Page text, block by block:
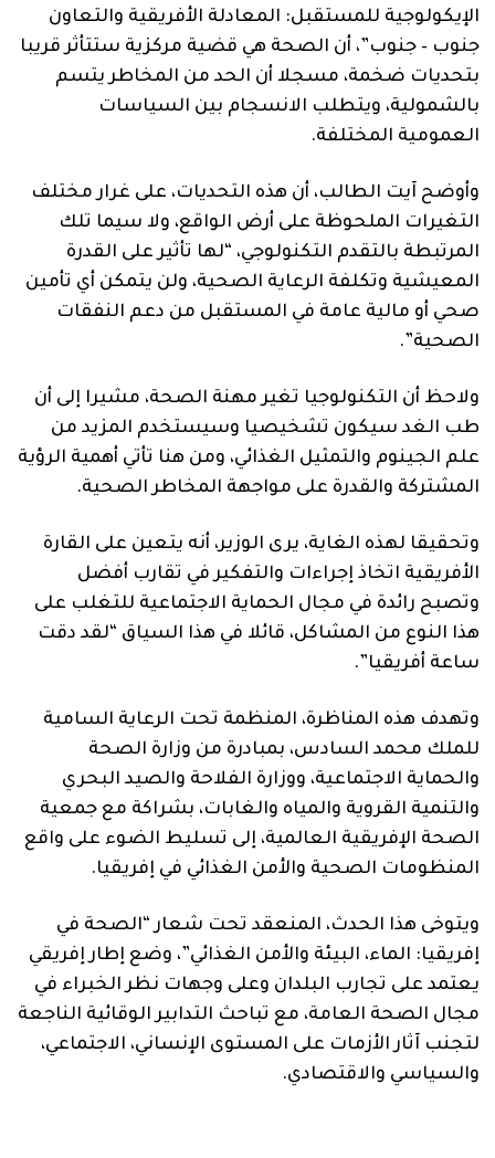
الإيكولوجية للمستقبل: المعادلة الأفريقية والتعاون
جنوب – جنوب”، أن الصحة هي قضية مركزية ستتأثر قريبا
بتحديات ضخمة، مسجلا أن الحد من المخاطر يتسم
بالشمولية، ويتطلب الانسجام بين السياسات
العمومية المختلفة.
وأوضح آيت الطالب، أن هذه التحديات، على غرار مختلف
التغيرات الملحوظة على أرض الواقع، ولا سيما تلك
المرتبطة بالتقدم التكنولوجي، “لها تأثير على القدرة
المعيشية وتكلفة الرعاية الصحية، ولن يتمكن أي تأمين
صحي أو مالية عامة في المستقبل من دعم النفقات
الصحية”.
ولاحظ أن التكنولوجيا تغير مهنة الصحة، مشيرا إلى أن
طب الغد سيكون تشخيصيا وسيستخدم المزيد من
علم الجينوم والتمثيل الغذائي، ومن هنا تأتي أهمية الرؤية
المشتركة والقدرة على مواجهة المخاطر الصحية.
وتحقيقا لهذه الغاية، يرى الوزير، أنه يتعين على القارة
الأفريقية اتخاذ إجراءات والتفكير في تقارب أفضل
وتصبح رائدة في مجال الحماية الاجتماعية للتغلب على
هذا النوع من المشاكل، قائلا في هذا السياق “لقد دقت
ساعة أفريقيا”.
وتهدف هذه المناظرة، المنظمة تحت الرعاية السامية
للملك محمد السادس، بمبادرة من وزارة الصحة
والحماية الاجتماعية، ووزارة الفلاحة والصيد البحري
والتنمية القروية والمياه والغابات، بشراكة مع جمعية
الصحة الإفريقية العالمية، إلى تسليط الضوء على واقع
المنظومات الصحية والأمن الغذائي في إفريقيا.
ويتوخى هذا الحدث، المنعقد تحت شعار “الصحة في
إفريقيا: الماء، البيئة والأمن الغذائي”، وضع إطار إفريقي
يعتمد على تجارب البلدان وعلى وجهات نظر الخبراء في
مجال الصحة العامة، مع تباحث التدابير الوقائية الناجعة
لتجنب آثار الأزمات على المستوى الإنساني، الاجتماعي،
والسياسي والاقتصادي.